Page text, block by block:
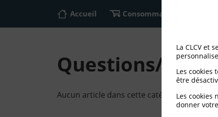
Accueil Consommation
Questions/
Aucun article dans cette catégorie
La CLCV et
Les cookies
être
Les cookies
donner